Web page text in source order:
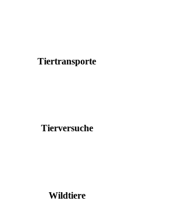
Tiertransporte
Tierversuche
Wildtiere